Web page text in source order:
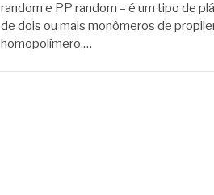
random e PP random – é um tipo de
de dois ou mais monômeros de
homopolímero,…